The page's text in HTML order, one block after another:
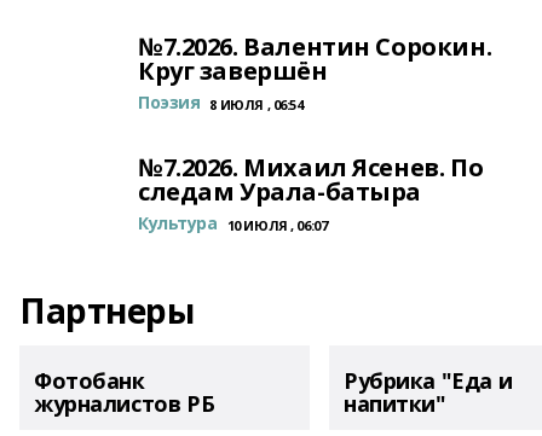
№7.2026. Валентин Сорокин.
Круг завершён
Поэзия 8 ИЮЛЯ , 06:54
№7.2026. Михаил Ясенев. По
следам Урала-батыра
Культура 10 ИЮЛЯ , 06:07
Партнеры
Фотобанк
журналистов РБ
Рубрика "Еда и
напитки"